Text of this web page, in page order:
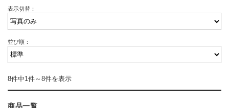
表示切替：
並び順：
8件中1件～8件を表示
商品一覧